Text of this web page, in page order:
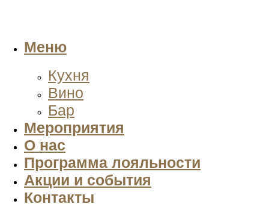
Меню
Кухня
Вино
Бар
Мероприятия
О нас
Программа лояльности
Акции и события
Контакты